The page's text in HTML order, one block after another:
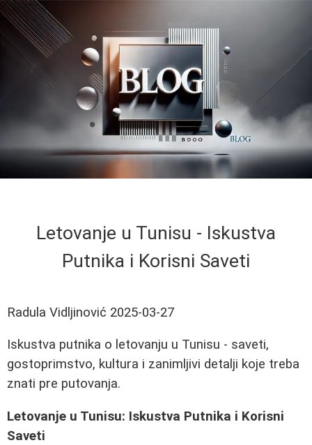
Letovanje u Tunisu - Iskustva
Putnika i Korisni Saveti
Radula Vidljinović 2025-03-27
Iskustva putnika o letovanju u Tunisu - saveti,
gostoprimstvo, kultura i zanimljivi detalji koje treba
znati pre putovanja.
Letovanje u Tunisu: Iskustva Putnika i Korisni
Saveti